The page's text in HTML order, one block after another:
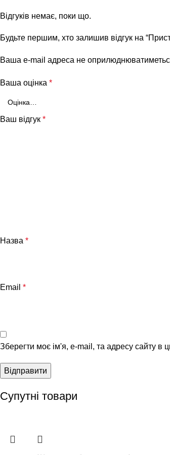
Відгуків немає, поки що.
Будьте першим, хто залишив відгук на
Ваша e-mail адреса не
Ваша оцінка *
Ваш відгук *
Назва *
Email *
Зберегти моє ім'я, e-mail, та адресу сайту в
Супутні товари